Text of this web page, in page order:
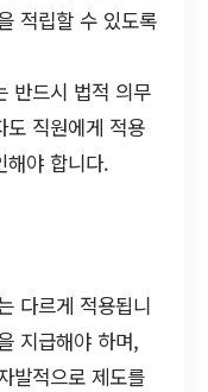
적립할 수 있도록
반드시 법적 의무
도 직원에게 적용
해야 합니다.
다르게 적용됩니
지급해야 하며,
발적으로 제도를